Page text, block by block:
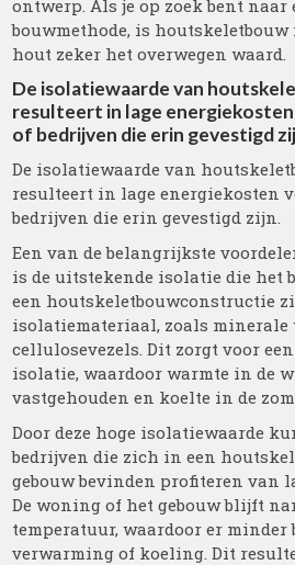
ontwerp. Als je op zoek bent naar
bouwmethode, is
hout zeker het overwegen waard.
De isolatiewaarde van
resulteert in lage
of bedrijven die erin gevestigd
De isolatiewaarde van
resulteert in lage energiekosten
bedrijven die erin gevestigd zijn.
Een van de belangrijkste
is de uitstekende isolatie die het
een houtskeletbouwconstructie
isolatiemateriaal, zoals minerale
cellulosevezels. Dit zorgt voor
isolatie, waardoor warmte in de
vastgehouden en koelte in de
Door deze hoge isolatiewaarde
bedrijven die zich in een
gebouw bevinden profiteren van
De woning of het gebouw blijft
temperatuur, waardoor er minder
verwarming of koeling. Dit